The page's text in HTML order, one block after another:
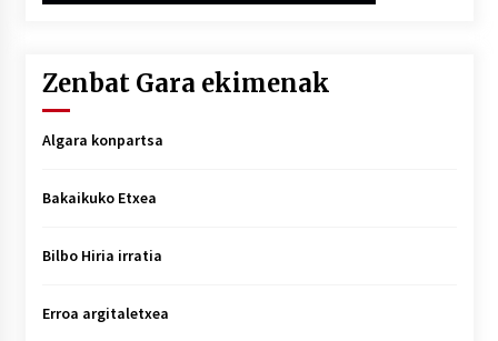
Zenbat Gara ekimenak
Algara konpartsa
Bakaikuko Etxea
Bilbo Hiria irratia
Erroa argitaletxea